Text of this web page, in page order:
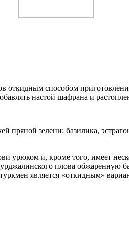
откидным способом
настой шафрана и
пряной зелени: базилика,
урюком и, кроме того, имеет
плова обжаренную
является «откидным»